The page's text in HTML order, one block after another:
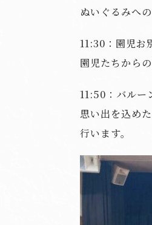
ぬいぐるみへ
11:30：園児お
園児たちから
11:50：バルー
思い出を込め
行います。